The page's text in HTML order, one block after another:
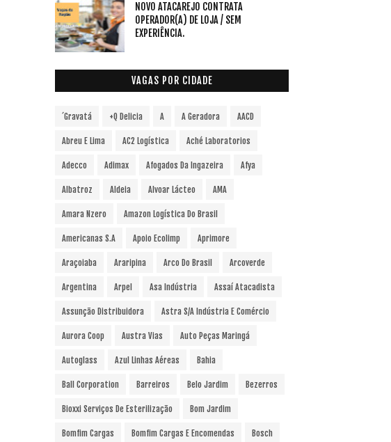
NOVO ATACAREJO CONTRATA
OPERADOR(A) DE LOJA / SEM
EXPERIÊNCIA.
VAGAS POR CIDADE
´Gravatá +Q Delicia A A Geradora AACD
Abreu E Lima AC2 Logística Aché Laboratorios
Adecco Adimax Afogados Da Ingazeira Afya
Albatroz Aldeia Alvoar Lácteo AMA
Amara Nzero Amazon Logística Do Brasil
Americanas S.A Apoio Ecolimp Aprimore
Araçoiaba Araripina Arco Do Brasil Arcoverde
Argentina Arpel Asa Indústria Assaí Atacadista
Assunção Distribuidora Astra S/A Indústria E Comércio
Aurora Coop Austra Vias Auto Peças Maringá
Autoglass Azul Linhas Aéreas Bahia
Ball Corporation Barreiros Belo Jardim Bezerros
Bioxxi Serviços De Esterilização Bom Jardim
Bomfim Cargas Bomfim Cargas E Encomendas Bosch